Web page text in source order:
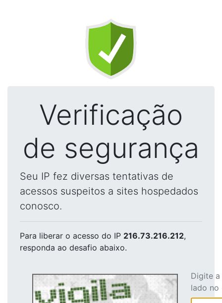
Verificação
de segurança
Seu IP fez diversas tentativas de
acessos suspeitos a sites hospedados
conosco.
Para liberar o acesso do IP 216.73.216.212,
responda ao desafio abaixo.
Digite
lado no